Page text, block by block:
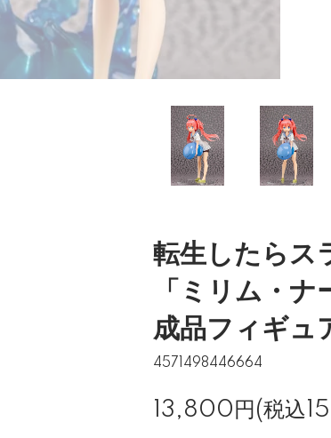
転生したらス
「ミリム・
成品フィギュ
4571498446664
13,800円(税込